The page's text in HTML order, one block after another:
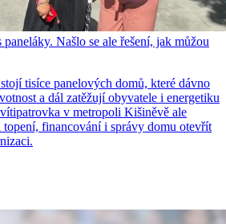
Našlo se ale řešení, jak můžou
tisíce panelových domů, které dávno
a dál zatěžují obyvatele i energetiku
v metropoli Kišiněvě ale
topení, financování i správy domu otevřít